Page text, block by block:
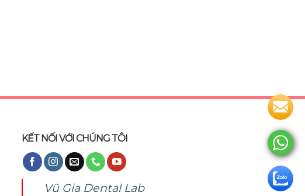
KẾT NỐI VỚI CHÚNG TÔI
Vũ Gia Dental Lab